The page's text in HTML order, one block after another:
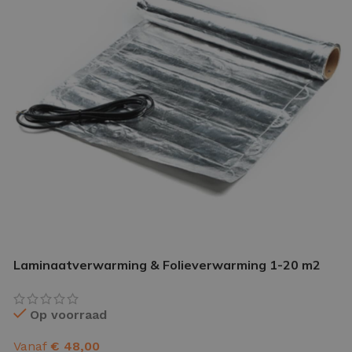
GEREEDSCHAP
gereedschap pakket
Laminaatverwarming & Folieverwarming 1-20 m2
Op voorraad
Vanaf € 48,00